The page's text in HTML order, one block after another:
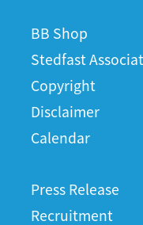
BB Shop
Stedfast
Copyright
Disclaimer
Calendar
Press Release
Recruitment